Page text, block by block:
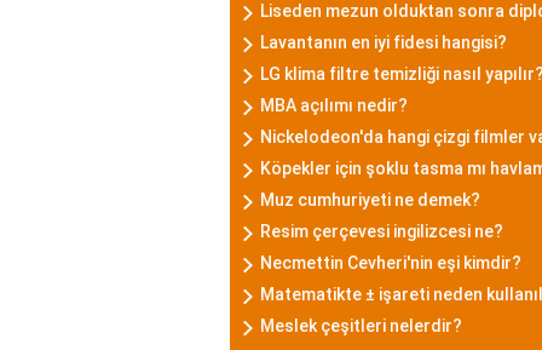
Liseden mezun olduktan sonra
Lavantanın en iyi fidesi hangisi?
LG klima filtre temizliği nasıl yapılır?
MBA açılımı nedir?
Nickelodeon'da hangi çizgi filmler
Köpekler için şoklu tasma mı
Muz cumhuriyeti ne demek?
Resim çerçevesi ingilizcesi ne?
Necmettin Cevheri'nin eşi kimdir?
Matematikte ± işareti neden
Meslek çeşitleri nelerdir?